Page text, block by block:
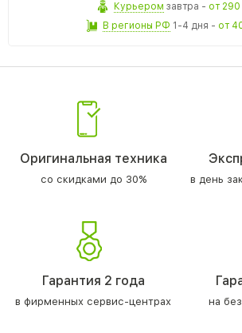
Курьером завтра - от
В регионы РФ 1-4 дня - от
Оригинальная техника
со скидками до 30% в день
Гарантия 2 года
в фирменных сервис-центрах на